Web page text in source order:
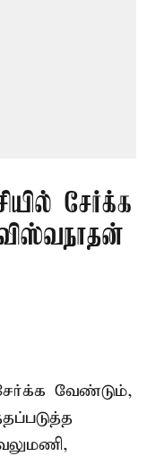
சேர்க்க
வேண்டும்,